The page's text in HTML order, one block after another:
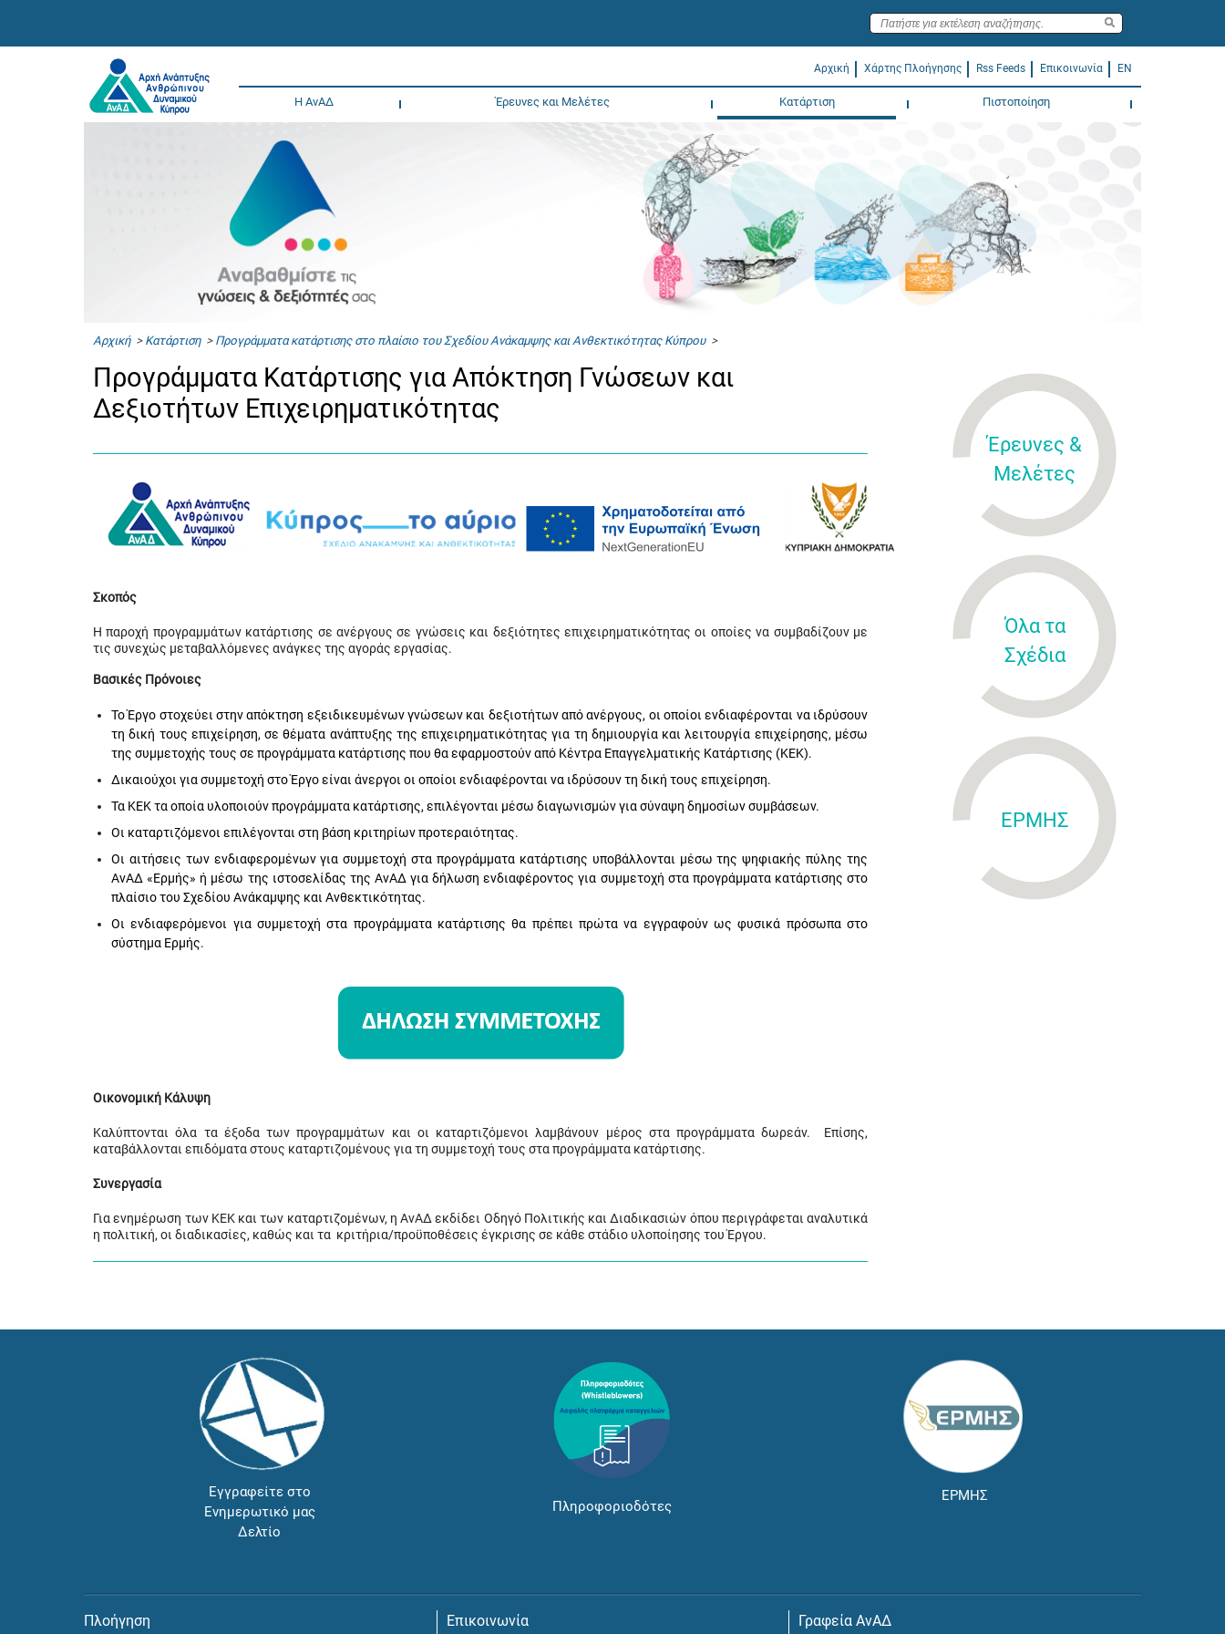
Αρχική Χάρτης Πλοήγησης Rss Feeds Επικοινωνία EN
Η ΑνΑΔ Έρευνες και Μελέτες Κατάρτιση Πιστοποίηση
Αρχική> Κατάρτιση> Προγράμματα κατάρτισης στο πλαίσιο του Σχεδίου Ανάκαμψης και Ανθεκτικότητας Κύπρου>
Προγράμματα Κατάρτισης για Απόκτηση Γνώσεων και
Δεξιοτήτων Επιχειρηματικότητας
Σκοπός
Η παροχή προγραμμάτων κατάρτισης σε ανέργους σε γνώσεις και δεξιότητες επιχειρηματικότητας οι οποίες να συμβαδίζουν με
τις συνεχώς μεταβαλλόμενες ανάγκες της αγοράς εργασίας.
Βασικές Πρόνοιες
Το Έργο στοχεύει στην απόκτηση εξειδικευμένων γνώσεων και δεξιοτήτων από ανέργους, οι οποίοι ενδιαφέρονται να ιδρύσουν
τη δική τους επιχείρηση, σε θέματα ανάπτυξης της επιχειρηματικότητας για τη δημιουργία και λειτουργία επιχείρησης, μέσω
της συμμετοχής τους σε προγράμματα κατάρτισης που θα εφαρμοστούν από Κέντρα Επαγγελματικής Κατάρτισης (ΚΕΚ).
Δικαιούχοι για συμμετοχή στο Έργο είναι άνεργοι οι οποίοι ενδιαφέρονται να ιδρύσουν τη δική τους επιχείρηση.
Τα ΚΕΚ τα οποία υλοποιούν προγράμματα κατάρτισης, επιλέγονται μέσω διαγωνισμών για σύναψη δημοσίων συμβάσεων.
Οι καταρτιζόμενοι επιλέγονται στη βάση κριτηρίων προτεραιότητας.
Οι αιτήσεις των ενδιαφερομένων για συμμετοχή στα προγράμματα κατάρτισης υποβάλλονται μέσω της ψηφιακής πύλης της
ΑνΑΔ «Ερμής» ή μέσω της ιστοσελίδας της ΑνΑΔ για δήλωση ενδιαφέροντος για συμμετοχή στα προγράμματα κατάρτισης στο
πλαίσιο του Σχεδίου Ανάκαμψης και Ανθεκτικότητας.
Οι ενδιαφερόμενοι για συμμετοχή στα προγράμματα κατάρτισης θα πρέπει πρώτα να εγγραφούν ως φυσικά πρόσωπα στο
σύστημα Ερμής.
Οικονομική Κάλυψη
Καλύπτονται όλα τα έξοδα των προγραμμάτων και οι καταρτιζόμενοι λαμβάνουν μέρος στα προγράμματα δωρεάν. Επίσης,
καταβάλλονται επιδόματα στους καταρτιζομένους για τη συμμετοχή τους στα προγράμματα κατάρτισης.
Συνεργασία
Για ενημέρωση των ΚΕΚ και των καταρτιζομένων, η ΑνΑΔ εκδίδει Οδηγό Πολιτικής και Διαδικασιών όπου περιγράφεται αναλυτικά
η πολιτική, οι διαδικασίες, καθώς και τα κριτήρια/προϋποθέσεις έγκρισης σε κάθε στάδιο υλοποίησης του Έργου.
Έρευνες &
Μελέτες
Όλα τα
Σχέδια
ΕΡΜΗΣ
Εγγραφείτε στο
Ενημερωτικό μας
Δελτίο
Πληροφοριοδότες
ΕΡΜΗΣ
Πλοήγηση Επικοινωνία Γραφεία ΑνΑΔ